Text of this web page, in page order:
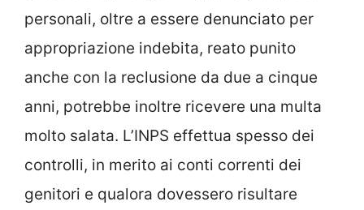
personali, oltre a essere denunciato per
appropriazione indebita, reato punito
anche con la reclusione da due a cinque
anni, potrebbe inoltre ricevere una multa
molto salata. L’INPS effettua spesso dei
controlli, in merito ai conti correnti dei
genitori e qualora dovessero risultare